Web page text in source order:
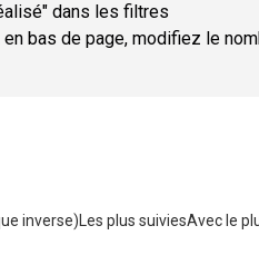
dans les filtres
bas de page, modifiez le
inverse) Les plus suiviesAvec le